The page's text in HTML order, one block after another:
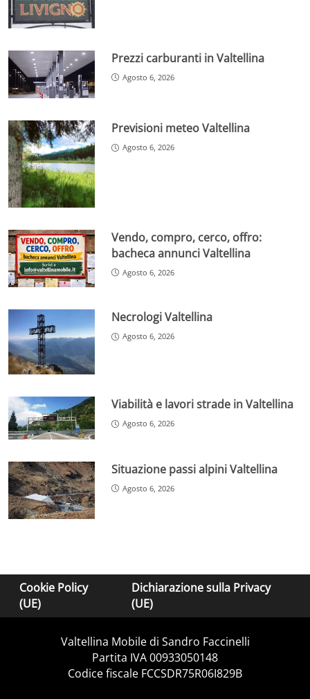
Prezzi carburanti in Valtellina
Agosto 6, 2026
Previsioni meteo Valtellina
Agosto 6, 2026
Vendo, compro, cerco, offro:
bacheca annunci Valtellina
Agosto 6, 2026
Necrologi Valtellina
Agosto 6, 2026
Viabilità e lavori strade in Valtellina
Agosto 6, 2026
Situazione passi alpini Valtellina
Agosto 6, 2026
Cookie Policy
(UE)
Dichiarazione sulla Privacy
(UE)
Valtellina Mobile di Sandro Faccinelli
Partita IVA 00933050148
Codice fiscale FCCSDR75R06I829B